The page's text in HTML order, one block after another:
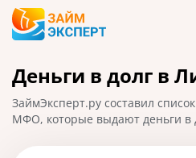
Карты
Кредиты
Ипотека
Деньги в долг в
ЗаймЭксперт.ру составил
МФО, которые выдают деньги в